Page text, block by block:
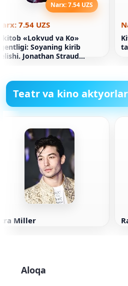
Narx: 7.54 UZS
7.54 UZS
kitob «Lokvud va Ko»
Soyaning kirib
Jonathan Straud
Teatr va kino
Miller
Aloqa